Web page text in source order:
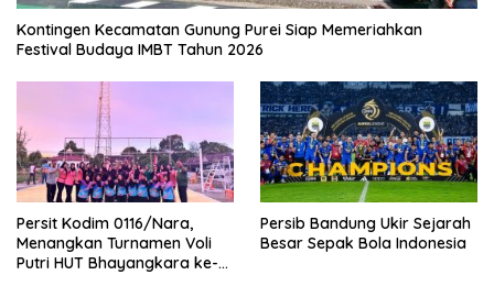
Kontingen Kecamatan Gunung Purei Siap Memeriahkan
Festival Budaya IMBT Tahun 2026
Persit Kodim 0116/Nara,
Menangkan Turnamen Voli
Putri HUT Bhayangkara ke-
Persib Bandung Ukir Sejarah
Besar Sepak Bola Indonesia